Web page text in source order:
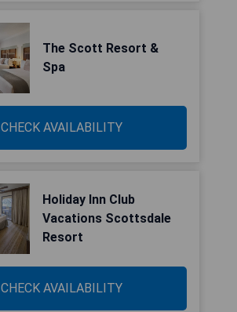
The Scott Resort &
Spa
CHECK AVAILABILITY
Holiday Inn Club
Vacations Scottsdale
Resort
CHECK AVAILABILITY